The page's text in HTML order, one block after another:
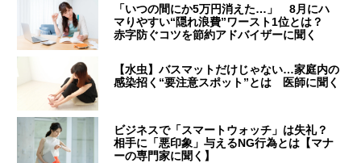
「いつの間にか5万円消えた…」 8月にハ
マりやすい“隠れ浪費”ワースト1位とは？
赤字防ぐコツを節約アドバイザーに聞く
【水虫】バスマットだけじゃない…家庭内の
感染招く“要注意スポット”とは 医師に聞く
ビジネスで「スマートウォッチ」は失礼？
相手に「悪印象」与えるNG行為とは【マナ
ーの専門家に聞く】